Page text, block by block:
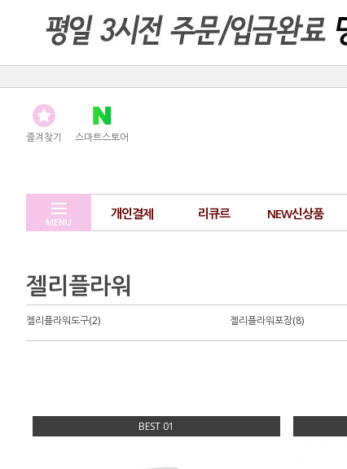
즐겨찾기 스마트스토어
MENU
개인결제 리큐르 NEW신상품
젤리플라워
젤리플라워도구(2) 젤리플라워포장(8)
BEST 01